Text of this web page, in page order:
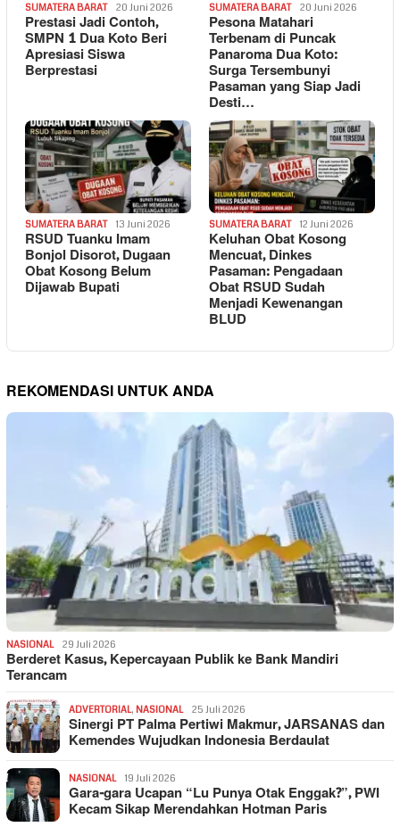
SUMATERA BARAT 20 Juni 2026
Prestasi Jadi Contoh,
SMPN 1 Dua Koto Beri
Apresiasi Siswa
Berprestasi
SUMATERA BARAT 20 Juni 2026
Pesona Matahari
Terbenam di Puncak
Panaroma Dua Koto:
Surga Tersembunyi
Pasaman yang Siap Jadi
Desti…
SUMATERA BARAT 13 Juni 2026
RSUD Tuanku Imam
Bonjol Disorot, Dugaan
Obat Kosong Belum
Dijawab Bupati
SUMATERA BARAT 12 Juni 2026
Keluhan Obat Kosong
Mencuat, Dinkes
Pasaman: Pengadaan
Obat RSUD Sudah
Menjadi Kewenangan
BLUD
REKOMENDASI UNTUK ANDA
NASIONAL 29 Juli 2026
Berderet Kasus, Kepercayaan Publik ke Bank Mandiri
Terancam
ADVERTORIAL, NASIONAL 25 Juli 2026
Sinergi PT Palma Pertiwi Makmur, JARSANAS dan
Kemendes Wujudkan Indonesia Berdaulat
NASIONAL 19 Juli 2026
Gara-gara Ucapan “Lu Punya Otak Enggak?”, PWI
Kecam Sikap Merendahkan Hotman Paris